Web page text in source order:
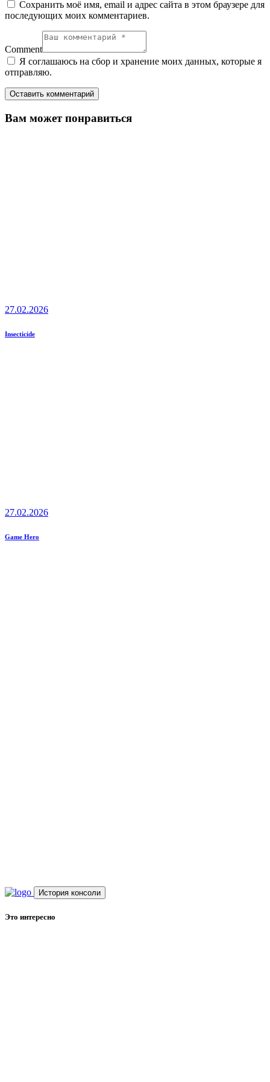
Сохранить моё имя, email и адрес сайта в этом браузере для
последующих моих комментариев.
Comment
Я соглашаюсь на сбор и хранение моих данных, которые я
отправляю.
Вам может понравиться
27.02.2026
Insecticide
27.02.2026
Game Hero
История консоли
Это интересно